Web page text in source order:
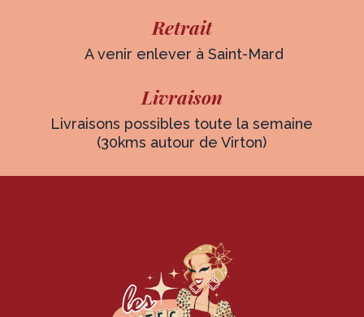
Retrait
A venir enlever à Saint-Mard
Livraison
Livraisons possibles toute la semaine
(30kms autour de Virton)